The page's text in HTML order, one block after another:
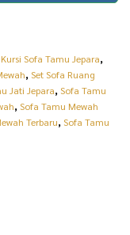
Kursi Sofa Tamu Jepara,
, Set Sofa Ruang
Jati Jepara, Sofa Tamu
, Sofa Tamu Mewah
Terbaru, Sofa Tamu